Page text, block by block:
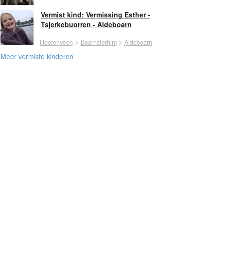
Vermist kind: Vermissing Esther -
Tsjerkebuorren - Aldeboarn
Heerenveen > Boarnsterhim> Aldeboarn
Meer vermiste kinderen